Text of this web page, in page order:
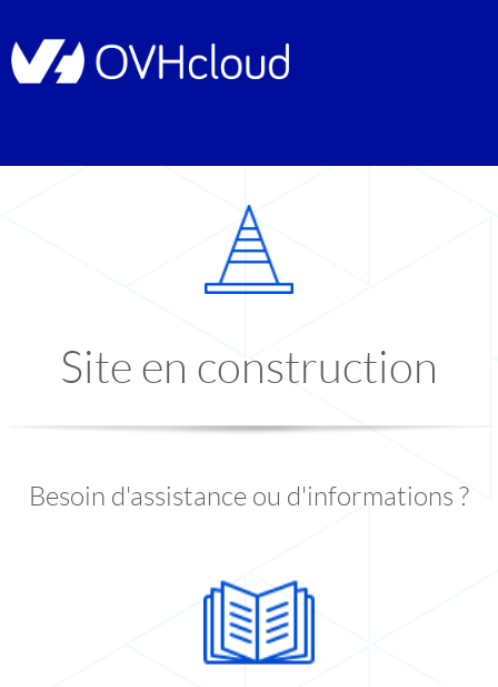
Site en construction
Besoin d'assistance ou d'informations ?